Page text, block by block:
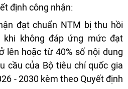
định công nhận:
đạt chuẩn NTM bị thu hồi
khi không đáp ứng mức đạt
lên hoặc từ 40% số nội dung
cầu của Bộ tiêu chí quốc gia
- 2030 kèm theo Quyết định